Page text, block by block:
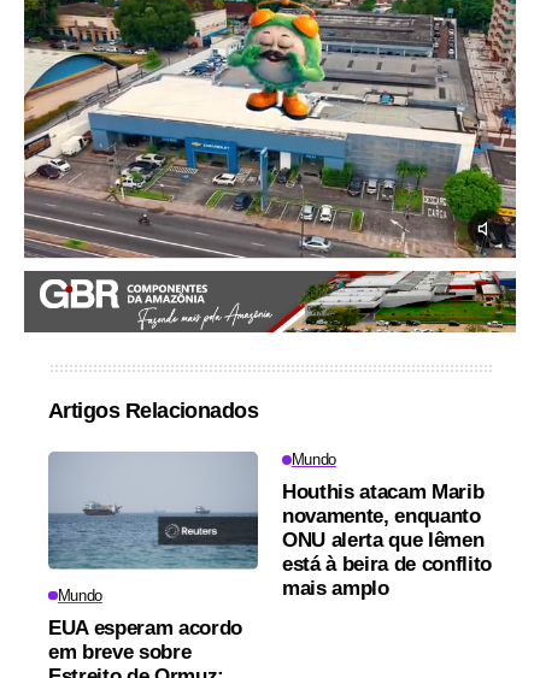
Artigos Relacionados
Mundo
EUA esperam acordo
em breve sobre
Mundo
Houthis atacam Marib
novamente, enquanto
ONU alerta que Iêmen
está à beira de conflito
mais amplo